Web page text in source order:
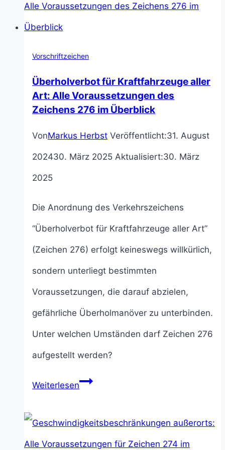
Die
auf
einen
Blick
Vorschriftzeichen
Überholverbot für Kraftfahrzeuge aller
Art: Alle Voraussetzungen des
Zeichens 276 im Überblick
VonMarkus Herbst Veröffentlicht:31. August
202430. März 2025 Aktualisiert:30. März
2025
Die Anordnung des Verkehrszeichens
“Überholverbot für Kraftfahrzeuge aller Art”
(Zeichen 276) erfolgt keineswegs willkürlich,
sondern unterliegt bestimmten
Voraussetzungen, die darauf abzielen,
gefährliche Überholmanöver zu unterbinden.
Unter welchen Umständen darf Zeichen 276
aufgestellt werden?
WeiterlesenÜberholverbot
Kraftfahrzeuge
aller